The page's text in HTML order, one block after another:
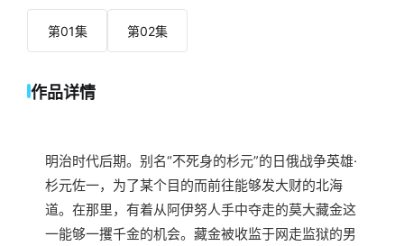
第01集 第02集
作品详情
明治时代后期。别名“不死身的杉元”的日俄战争英雄·
杉元佐一，为了某个目的而前往能够发大财的北海
道。在那里，有着从阿伊努人手中夺走的莫大藏金这
一能够一攫千金的机会。藏金被收监于网走监狱的男